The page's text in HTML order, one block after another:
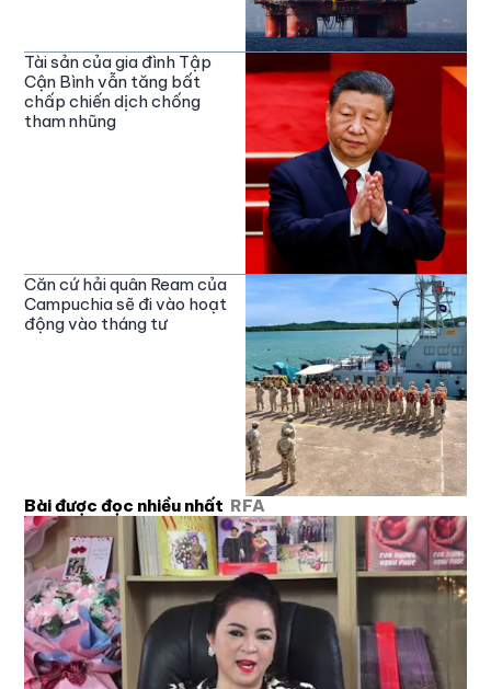
Tài sản của gia đình Tập
Cận Bình vẫn tăng bất
chấp chiến dịch chống
tham nhũng
Căn cứ hải quân Ream của
Campuchia sẽ đi vào hoạt
động vào tháng tư
Bài được đọc nhiều nhất RFA